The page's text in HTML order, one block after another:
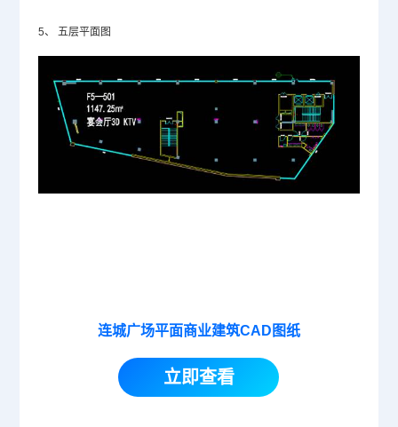
5、 五层平面图
连城广场平面商业建筑CAD图纸
立即查看